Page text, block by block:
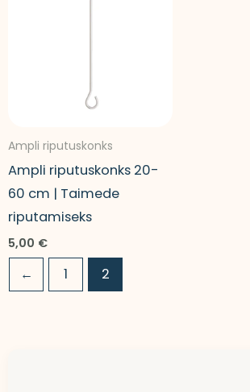
Ampli riputuskonks
Ampli riputuskonks 20-
60 cm | Taimede
riputamiseks
5,00 €
← 1 2